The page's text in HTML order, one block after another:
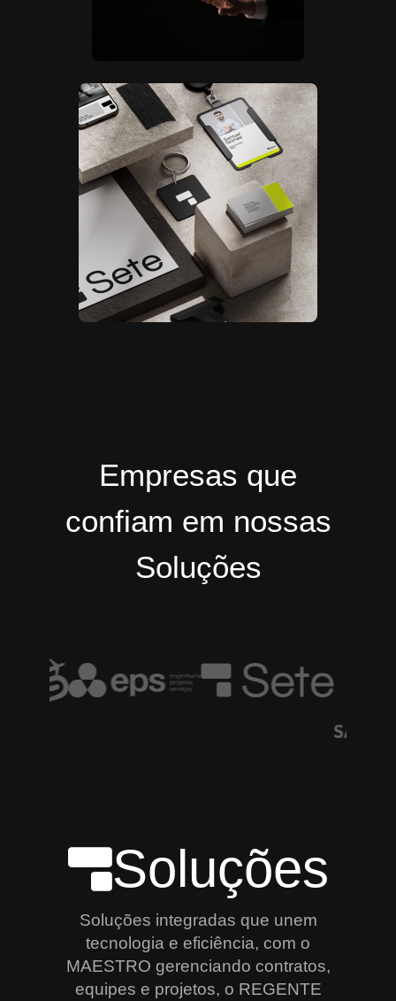
Empresas que
confiam em nossas
Soluções
Soluções
Soluções integradas que unem
tecnologia e eficiência, com o
MAESTRO gerenciando contratos,
equipes e projetos, o REGENTE